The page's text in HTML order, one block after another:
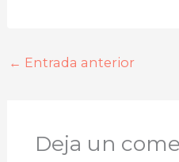
← Entrada anterior
Deja un